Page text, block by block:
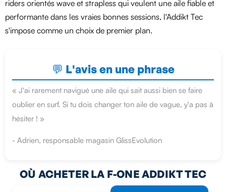
riders orientés wave et strapless qui veulent une aile fiable et
performante dans les vraies bonnes sessions, l'Addikt Tec
s'impose comme un choix de premier plan.
💬 L'avis en une phrase
« J'ai rarement navigué une aile qui sait aussi bien se faire
oublier en surf. Si tu dois changer ton aile de vague, y'a pas à
hésiter ! »
- Adrien, responsable magasin GlissEvolution
OÙ ACHETER LA F-ONE ADDIKT TEC